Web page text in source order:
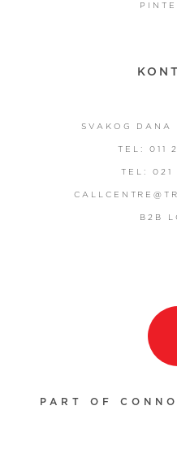
SVAKOG DANA
TEL: 011
TEL: 021
B2B
PART OF